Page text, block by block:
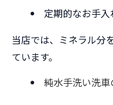
定期的なお手入
当店では、ミネラル分
ています。
純水手洗い洗